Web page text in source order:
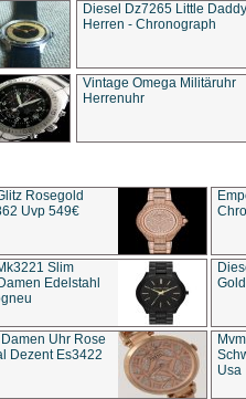
Diesel Dz7265 Little Daddy
Herren - Chronograph
Vintage Omega Militäruhr
Herrenuhr
Rosegold
Uvp 549€
Slim
Edelstahl
Uhr Rose
Dezent Es3422
Usa